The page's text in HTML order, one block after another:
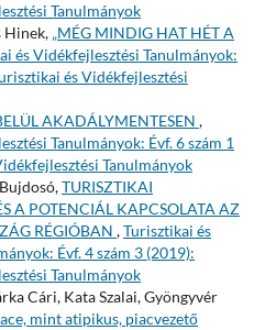
Tanulmányok
Hinek, „MÉG MINDIG HAT HÉT A
és Vidékfejlesztési Tanulmányok:
és Vidékfejlesztési
AKADÁLYMENTESEN ,
Tanulmányok: Évf. 6 szám 1
Tanulmányok
TURISZTIKAI
A POTENCIÁL KAPCSOLATA AZ
RÉGIÓBAN ,Turisztikai és
Évf. 4 szám 3 (2019):
Tanulmányok
Cári, Kata Szalai, Gyöngyvér
mint atipikus, piacvezető